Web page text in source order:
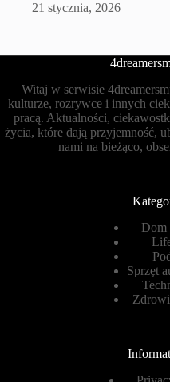
21 stycznia, 2026
Witaj w serwisie
kulturze, rozrywce i innych
pracą. Aktualności,
życia, które dają przyjemność,
nami na bieżąco,
Dom
Sprzęt